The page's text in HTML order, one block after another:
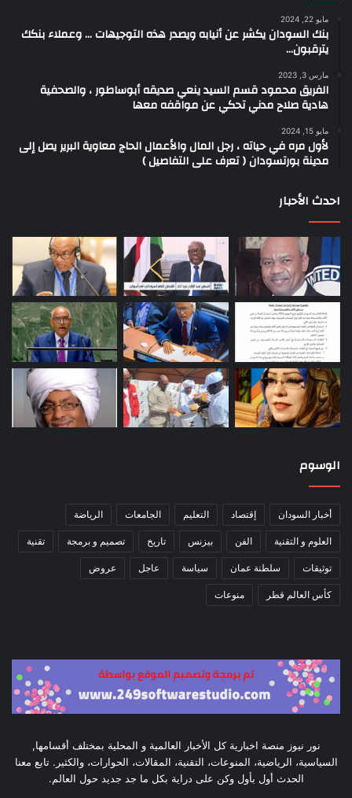
مايو 22, 2024
بنك السودان يكشر عن أنيابه ويصدر هذه التوجيهات … وعملاء بنكك
يترقبون…
مارس 3, 2023
الفريق محمود قسم السيد ينعي صديقه أبوساطور ، والصحفية
هادية صلاح مدني تحكي عن مواقفه معها
مايو 15, 2024
لأول مره في حياته ، رجل المال والأعمال الحاج معاوية البرير يصل إلى
مدينة بورتسودان ( تعرف على التفاصيل )
احدث الأحبار
الوسوم
أخبار السودان إقتصاد التعليم الجامعات الرياضة
العلوم و التقنية الفن بيزنس تاريخ تصميم و برمجة تقنية
توثيقات سلطنة عمان سياسة عاجل عروض
كأس العالم قطر منوعات
نور نيوز منصة اخبارية كل الأخبار العالمية و المحلية بمختلف أقسامها,
السياسية، الرياضية، المنوعات، التقنية، المقالات، الحوارات، والكثير. تابع معنا
الحدث أول بأول وكن على دراية بكل ما جد جديد حول العالم.